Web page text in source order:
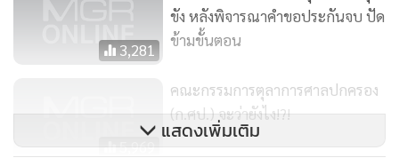
3,281
ขัง หลังพิจารณาคำขอประกันจบ ปัด
ข้ามขั้นตอน
5,969
คณะกรรมการตุลาการศาลปกครอง
(ก.ศป.) จะว่ายังไง!?!
แสดงเพิ่มเติม